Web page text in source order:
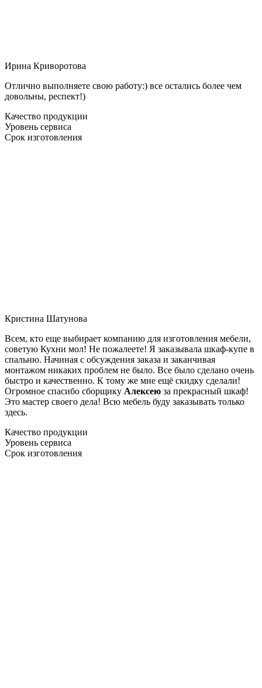
Ирина Криворотова
Отлично выполняете свою работу:) все остались более чем
довольны, респект!)
Качество продукции
Уровень сервиса
Срок изготовления
Кристина Шатунова
Всем, кто еще выбирает компанию для изготовления мебели,
советую Кухни мол! Не пожалеете! Я заказывала шкаф-купе в
спальню. Начиная с обсуждения заказа и заканчивая
монтажом никаких проблем не было. Все было сделано очень
быстро и качественно. К тому же мне ещё скидку сделали!
Огромное спасибо сборщику Алексею за прекрасный шкаф!
Это мастер своего дела! Всю мебель буду заказывать только
здесь.
Качество продукции
Уровень сервиса
Срок изготовления